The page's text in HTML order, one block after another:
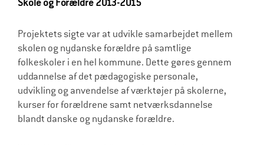
Projektets sigte var at udvikle samarbejdet mellem
skolen og nydanske forældre på samtlige
folkeskoler i en hel kommune. Dette gøres gennem
uddannelse af det pædagogiske personale,
udvikling og anvendelse af værktøjer på skolerne,
kurser for forældrene samt netværksdannelse
blandt danske og nydanske forældre.